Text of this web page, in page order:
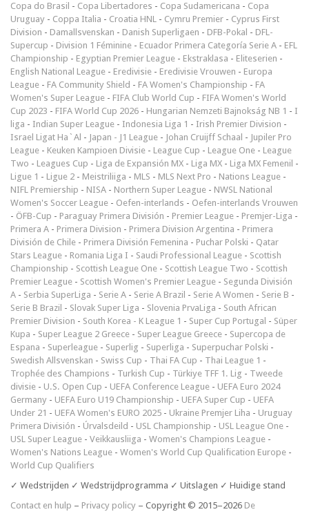
Copa do Brasil - Copa Libertadores - Copa Sudamericana - Copa
Uruguay - Coppa Italia - Croatia HNL - Cymru Premier - Cyprus First
Division - Damallsvenskan - Danish Superligaen - DFB-Pokal - DFL-
Supercup - Division 1 Féminine - Ecuador Primera Categoría Serie A - EFL
Championship - Egyptian Premier League - Ekstraklasa - Eliteserien -
English National League - Eredivisie - Eredivisie Vrouwen - Europa
League - FA Community Shield - FA Women's Championship - FA
Women's Super League - FIFA Club World Cup - FIFA Women's World
Cup 2023 - FIFA World Cup 2026 - Hungarian Nemzeti Bajnokság NB 1 - I
liga - Indian Super League - Indonesia Liga 1 - Irish Premier Division -
Israel Ligat Ha`Al - Japan - J1 League - Johan Cruijff Schaal - Jupiler Pro
League - Keuken Kampioen Divisie - League Cup - League One - League
Two - Leagues Cup - Liga de Expansión MX - Liga MX - Liga MX Femenil -
Ligue 1 - Ligue 2 - Meistriliiga - MLS - MLS Next Pro - Nations League -
NIFL Premiership - NISA - Northern Super League - NWSL National
Women's Soccer League - Oefen-interlands - Oefen-interlands Vrouwen
- ÖFB-Cup - Paraguay Primera División - Premier League - Premjer-Liga -
Primera A - Primera Division - Primera Division Argentina - Primera
División de Chile - Primera División Femenina - Puchar Polski - Qatar
Stars League - Romania Liga I - Saudi Professional League - Scottish
Championship - Scottish League One - Scottish League Two - Scottish
Premier League - Scottish Women's Premier League - Segunda División
A - Serbia SuperLiga - Serie A - Serie A Brazil - Serie A Women - Serie B -
Serie B Brazil - Slovak Super Liga - Slovenia PrvaLiga - South African
Premier Division - South Korea - K League 1 - Super Cup Portugal - Süper
Kupa - Super League 2 Greece - Super League Greece - Supercopa de
Espana - Superleague - Superlig - Superliga - Superpuchar Polski -
Swedish Allsvenskan - Swiss Cup - Thai FA Cup - Thai League 1 -
Trophée des Champions - Turkish Cup - Türkiye TFF 1. Lig - Tweede
divisie - U.S. Open Cup - UEFA Conference League - UEFA Euro 2024
Germany - UEFA Euro U19 Championship - UEFA Super Cup - UEFA
Under 21 - UEFA Women's EURO 2025 - Ukraine Premjer Liha - Uruguay
Primera División - Úrvalsdeild - USL Championship - USL League One -
USL Super League - Veikkausliiga - Women's Champions League -
Women's Nations League - Women's World Cup Qualification Europe -
World Cup Qualifiers
✓ Wedstrijden ✓ Wedstrijdprogramma ✓ Uitslagen ✓ Huidige stand
Contact en hulp – Privacy policy – Copyright © 2015–2026 De